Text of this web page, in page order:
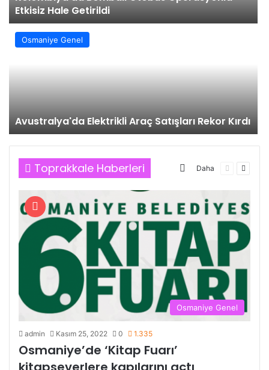
Etkisiz Hale Getirildi
Osmaniye Genel
Avustralya'da Elektrikli Araç Satışları Rekor Kırdı
Toprakkale Haberleri MoreDaha
Önceki
Osmaniye Genel
admin Kasım 25, 2022 0 1.335
Osmaniye’de ‘Kitap Fuarı’